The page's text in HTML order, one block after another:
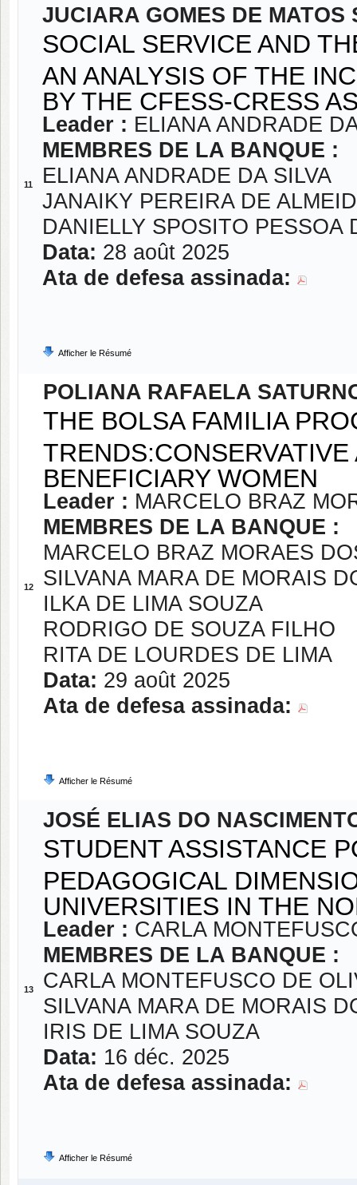
11
JUCIARA GOMES DE MATOS
SOCIAL SERVICE AND
AN ANALYSIS OF THE
BY THE CFESS-CRESS
Leader : ELIANA ANDRADE
MEMBRES DE LA BANQUE :
ELIANA ANDRADE DA SILVA
JANAIKY PEREIRA DE
DANIELLY SPOSITO PESSOA
Data: 28 août 2025
Ata de defesa assinada:
Afficher le Résumé
12
POLIANA RAFAELA
THE BOLSA FAMILIA
BENEFICIARY WOMEN
Leader : MARCELO BRAZ
MEMBRES DE LA BANQUE :
MARCELO BRAZ MORAES
SILVANA MARA DE MORAIS
ILKA DE LIMA SOUZA
RODRIGO DE SOUZA FILHO
RITA DE LOURDES DE LIMA
Data: 29 août 2025
Ata de defesa assinada:
Afficher le Résumé
13
JOSÉ ELIAS DO
STUDENT ASSISTANCE
PEDAGOGICAL
UNIVERSITIES IN THE
Leader : CARLA
MEMBRES DE LA BANQUE :
CARLA MONTEFUSCO DE
SILVANA MARA DE MORAIS
IRIS DE LIMA SOUZA
Data: 16 déc. 2025
Ata de defesa assinada:
Afficher le Résumé